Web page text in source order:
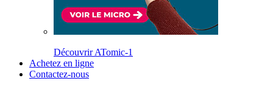
Découvrir ATomic-1
Achetez en ligne
Contactez-nous